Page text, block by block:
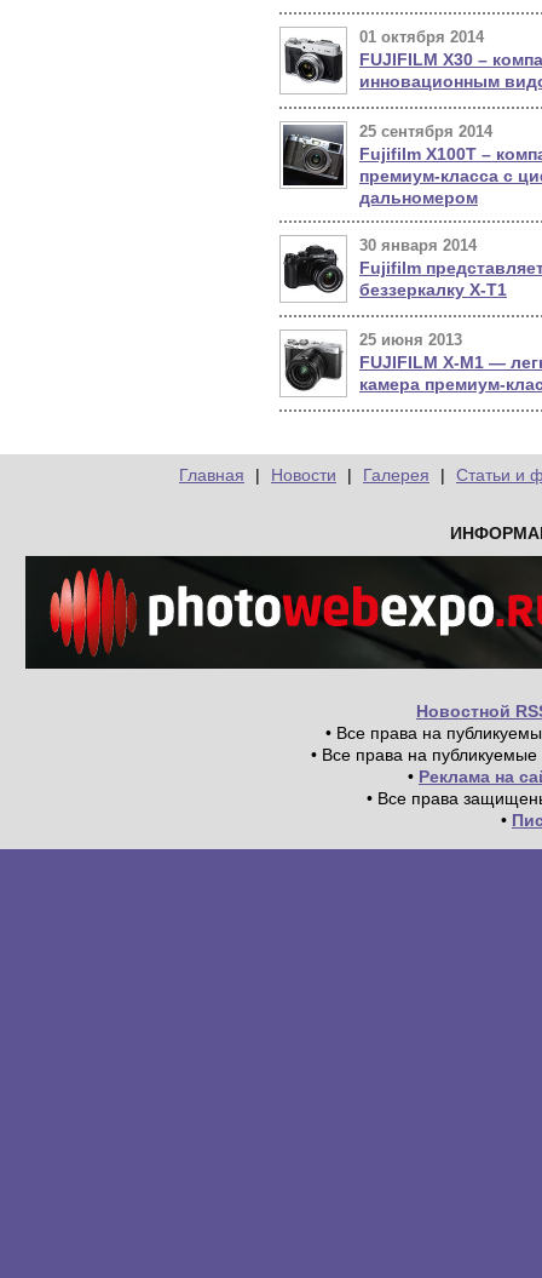
01 октября 2014
FUJIFILM X30 –
инновационным
25 сентября 2014
Fujifilm Х100Т –
премиум-класса с
дальномером
30 января 2014
Fujifilm
беззеркалку X-T1
25 июня 2013
FUJIFILM X-M1 —
камера премиум-
Главная | Новости | Галерея | Статьи и
Новостной
• Все права на
• Все права на
• Реклама на
• Все права
•